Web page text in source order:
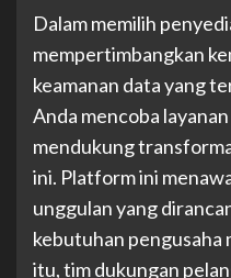
Dalam memilih
mempertimbangkan
keamanan data yang
Anda mencoba
mendukung
ini. Platform ini
unggulan yang
kebutuhan pengusaha
itu, tim dukungan